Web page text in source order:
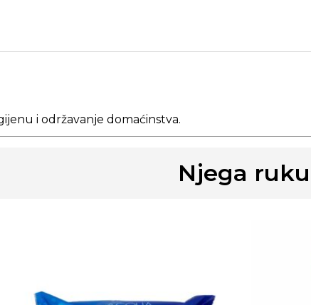
i održavanje domaćinstva.
Njega ruku